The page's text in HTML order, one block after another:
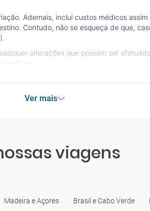
Ademais, inclui custos médicos
Contudo, não se esqueça de que,
alterações que possam ser
Ver mais
viagens
Madeira e Açores Brasil e Cabo Verde